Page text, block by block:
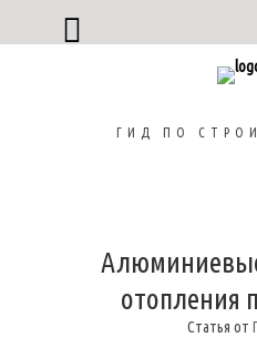
ГИД ПО
отопления
Статья от